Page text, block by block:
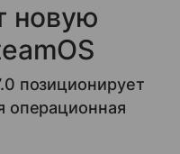
новую
позиционирует
операционная